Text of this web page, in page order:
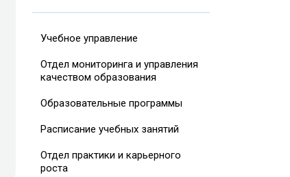
Учебное управление
Отдел мониторинга и управления
качеством образования
Образовательные программы
Расписание учебных занятий
Отдел практики и карьерного
роста